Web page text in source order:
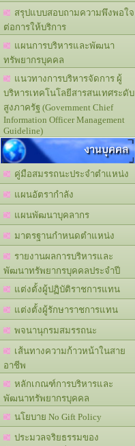
สรุปแบบสอบถามความพึงพอใจ
ต่อการให้บริการ
แผนการบริหารและพัฒนา
ทรัพยากรบุคคล
แนวทางการบริหารจัดการ ผู้
บริหารเทคโนโลยีสารสนเทศระดับ
สูงภาครัฐ (Government Chief
Information Officer Management
Guideline)
งานบุคคล
คู่มือสมรรถนะประจำตำแหน่ง
แผนอัตรากำลัง
แผนพัฒนาบุคลากร
มาตรฐานกำหนดตำแหน่ง
รายงานผลการบริหารและ
พัฒนาทรัพยากรบุคคลประจำปี
แต่งตั้งผู้ปฏิบัติราชการแทน
แต่งตั้งผู้รักษาราชการแทน
พจนานุกรมสมรรถนะ
เส้นทางความก้าวหน้าในสาย
อาชีพ
หลักเกณฑ์การบริหารและ
พัฒนาทรัพยากรบุคคล
นโยบาย No Gift Policy
ประมวลจริยธรรมของ